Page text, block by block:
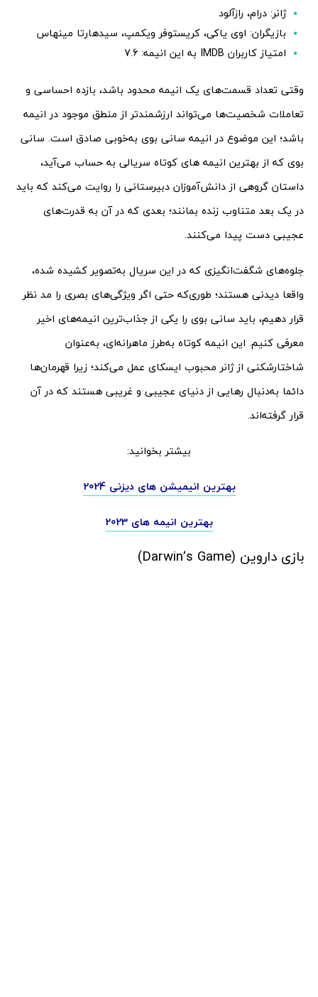
ژانر: درام، رازآلود
بازیگران: اوی یاکی، کریستوفر ویکمپ، سیدهارتا مینهاس
امتیاز کاربران IMDB به این انیمه: 7.6
وقتی تعداد قسمت‌های یک انیمه محدود باشد، بازده احساسی و
تعاملات شخصیت‌ها می‌تواند ارزشمندتر از منطق موجود در انیمه
باشد؛ این موضوع در انیمه سانی بوی به‌خوبی صادق است. سانی
بوی که از بهترین انیمه های کوتاه سریالی به حساب می‌آید،
داستان گروهی از دانش‌آموزان دبیرستانی را روایت می‌کند که باید
در یک بعد متناوب زنده بمانند؛ بعدی که در آن به قدرت‌های
عجیبی دست پیدا می‌کنند.
جلوه‌های شگفت‌انگیزی که در این سریال به‌تصویر کشیده شده،
واقعا دیدنی هستند؛ طوری‌که حتی اگر ویژگی‌های بصری را مد نظر
قرار دهیم، باید سانی بوی را یکی از جذاب‌ترین انیمه‌های اخیر
معرفی کنیم. این انیمه کوتاه به‌طرز ماهرانه‌ای، به‌عنوان
شاختارشکنی از ژانر محبوب ایسکای عمل می‌کند؛ زیرا قهرمان‌ها
دائما به‌دنبال رهایی از دنیای عجیبی و غریبی هستند که در آن
قرار گرفته‌اند.
بیشتر بخوانید:
بهترین انیمیشن های دیزنی 2024
بهترین انیمه های 2023
بازی داروین (Darwin’s Game)